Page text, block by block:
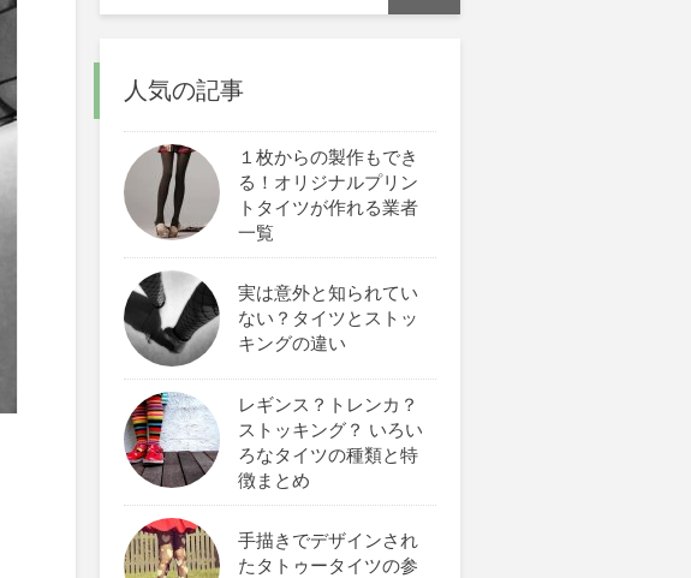
人気の記事
１枚からの製作もでき
る！オリジナルプリン
トタイツが作れる業者
一覧
実は意外と知られてい
ない？タイツとストッ
キングの違い
レギンス？トレンカ？
ストッキング？ いろい
ろなタイツの種類と特
徴まとめ
手描きでデザインされ
たタトゥータイツの参